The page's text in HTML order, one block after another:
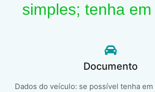
simples; tenha em
Documento
Dados do veículo: se possível tenha em